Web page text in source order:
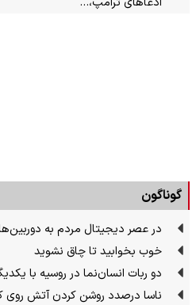
گوناگون
در عصر دیجیتال مردم به
خوب بخوابید تا چاق نشوید
دو ربات انسان‌نما در روسیه با
ناسا درصدد روشن کردن آتش روی